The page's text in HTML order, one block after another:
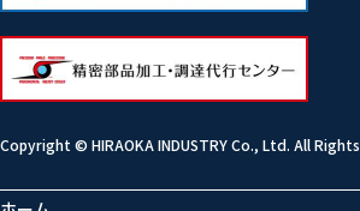
Copyright © HIRAOKA INDUSTRY Co., Ltd. All